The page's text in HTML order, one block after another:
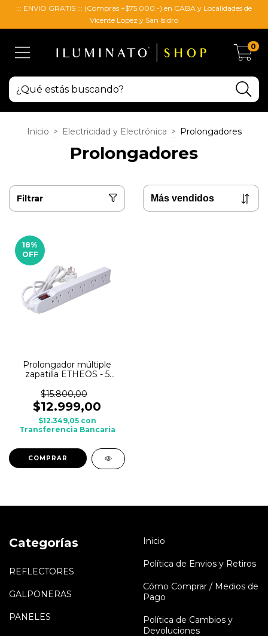
::: ENVIO GRATIS ::: (Compras +$75.000.-) en CABA y Localidades de
Vicente Lopez y San Isidro
0
Inicio > Electricidad y Electrónica > Prolongadores
Prolongadores
Filtrar
18%
OFF
Prolongador múltiple
zapatilla ETHEOS - 5
$15.800,00
$12.999,00
$12.349,05 con
Transferencia Bancaria
Categorías
REFLECTORES
GALPONERAS
PANELES
Inicio
Política de Envios y Retiros
Cómo Comprar / Medios de
Pago
Política de Cambios y
Devoluciones